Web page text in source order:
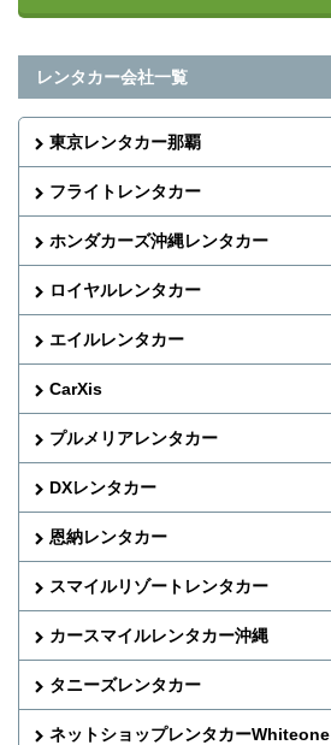
レンタカー会社一覧
東京レンタカー那覇
フライトレンタカー
ホンダカーズ沖縄レンタカー
ロイヤルレンタカー
エイルレンタカー
CarXis
プルメリアレンタカー
DXレンタカー
恩納レンタカー
スマイルリゾートレンタカー
カースマイルレンタカー沖縄
タニーズレンタカー
ネットショップレンタカーWhiteone